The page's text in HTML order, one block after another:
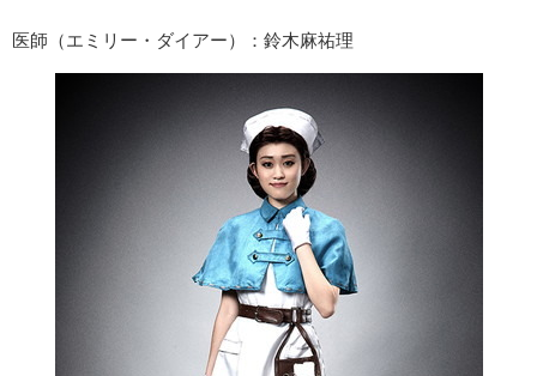
医師（エミリー・ダイアー）：鈴木麻祐理